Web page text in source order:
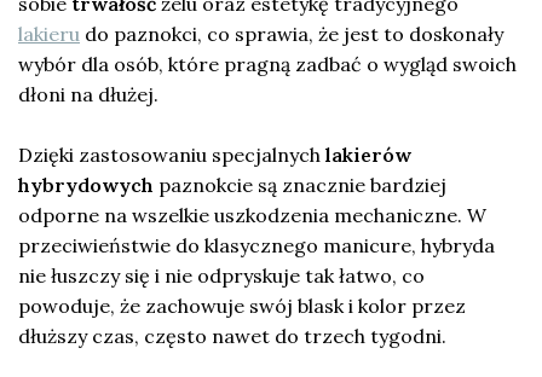
lakieru do paznokci, co sprawia, że jest to doskonały
wybór dla osób, które pragną zadbać o wygląd swoich
dłoni na dłużej.
Dzięki zastosowaniu specjalnych lakierów
hybrydowych paznokcie są znacznie bardziej
odporne na wszelkie uszkodzenia mechaniczne. W
przeciwieństwie do klasycznego manicure, hybryda
nie łuszczy się i nie odpryskuje tak łatwo, co
powoduje, że zachowuje swój blask i kolor przez
dłuższy czas, często nawet do trzech tygodni.